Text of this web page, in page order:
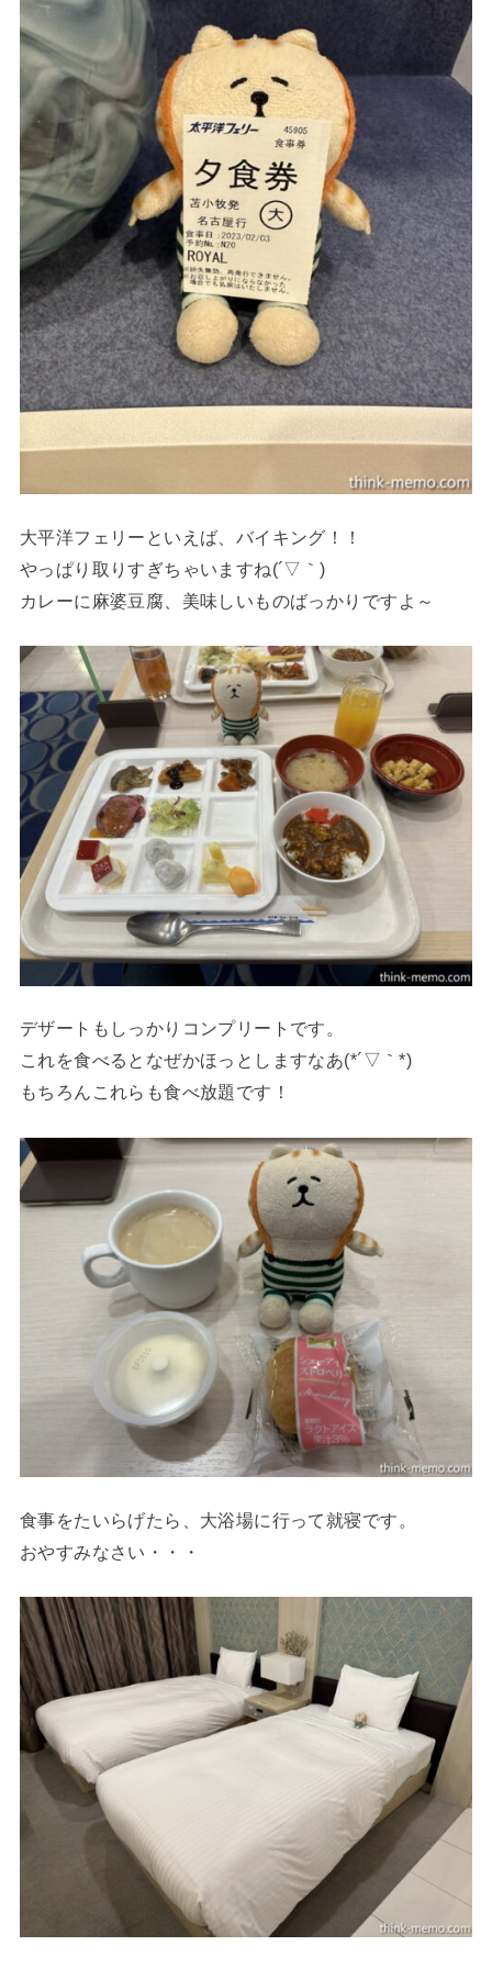
大平洋フェリーといえば、バイキング！！
やっぱり取りすぎちゃいますね(´▽｀)
カレーに麻婆豆腐、美味しいものばっかりですよ～
デザートもしっかりコンプリートです。
これを食べるとなぜかほっとしますなあ(*´▽｀*)
もちろんこれらも食べ放題です！
食事をたいらげたら、大浴場に行って就寝です。
おやすみなさい・・・